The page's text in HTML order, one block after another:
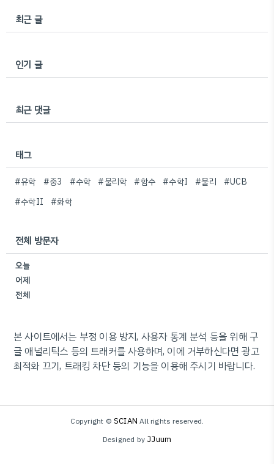
최근 글
인기 글
최근 댓글
태그
#유학 #중3 #수학 #물리학 #함수 #수학I #물리
#UCB
#수학II
#화학
전체 방문자
오늘
어제
전체
본 사이트에서는 부정 이용 방지, 사용자 통계 분석 등을 위해 구
글 애널리틱스 등의 트래커를 사용하며, 이에 거부하신다면 광고
최적화 끄기, 트래킹 차단 등의 기능을 이용해 주시기 바랍니다.
Copyright ©SCIAN All rights reserved.
Designed by JJuum